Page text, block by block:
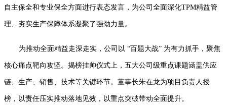
自主保全和专业保全方面进行表态发言，为公司全面深化TPM精益管
理、夯实生产保障体系凝聚了强劲力量。
为推动全面精益走深走实，公司以 “百题大战” 为有力抓手，聚焦
核心痛点靶向攻坚。揭榜挂帅仪式上，五大公司级重点课题涵盖供应
链、生产、销售、技术等关键环节。董事长朱在龙为项目负责人授
榜，以责任压实推动落地见效，以重点突破带动全面提升。